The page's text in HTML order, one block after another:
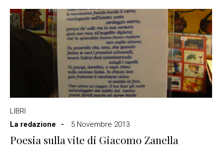
LIBRI
La redazione
5 Novembre 2013
Poesia sulla vite di Giacomo Zanella